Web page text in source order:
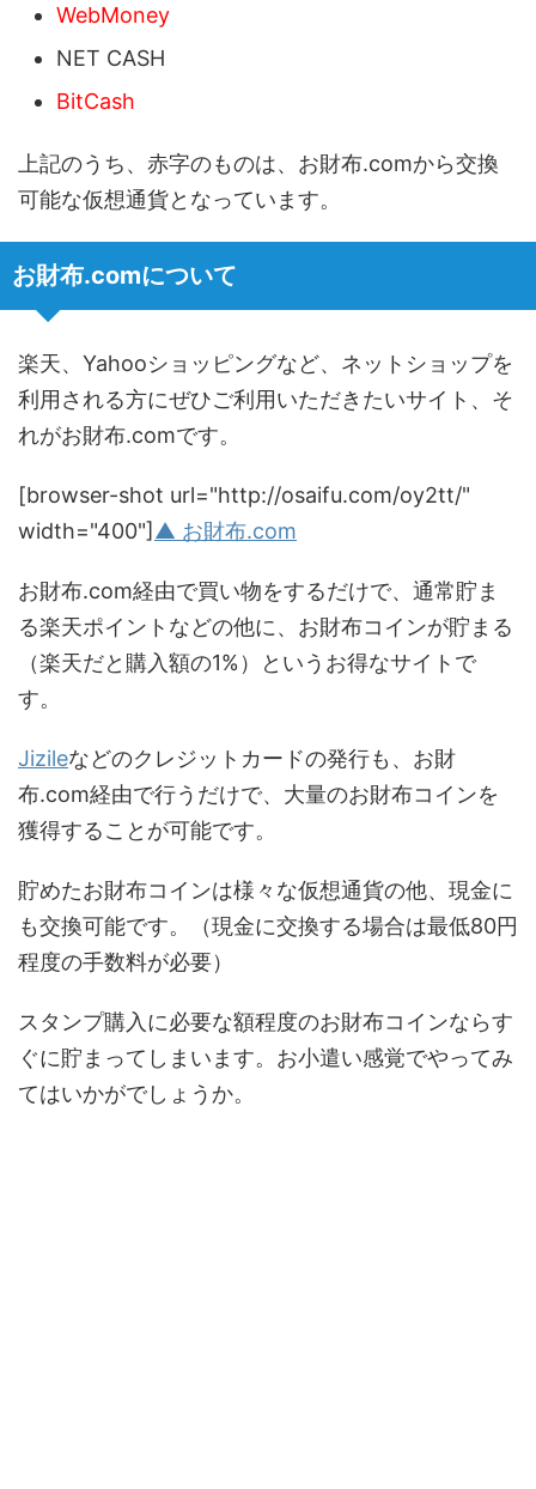
WebMoney
NET CASH
BitCash
上記のうち、赤字のものは、お財布.comから交換
可能な仮想通貨となっています。
お財布.comについて
楽天、Yahooショッピングなど、ネットショップを
利用される方にぜひご利用いただきたいサイト、そ
れがお財布.comです。
[browser-shot url="http://osaifu.com/oy2tt/"
width="400"] ▲ お財布.com
お財布.com経由で買い物をするだけで、通常貯ま
る楽天ポイントなどの他に、お財布コインが貯まる
（楽天だと購入額の1%）というお得なサイトで
す。
Jizileなどのクレジットカードの発行も、お財
布.com経由で行うだけで、大量のお財布コインを
獲得することが可能です。
貯めたお財布コインは様々な仮想通貨の他、現金に
も交換可能です。（現金に交換する場合は最低80円
程度の手数料が必要）
スタンプ購入に必要な額程度のお財布コインならす
ぐに貯まってしまいます。お小遣い感覚でやってみ
てはいかがでしょうか。